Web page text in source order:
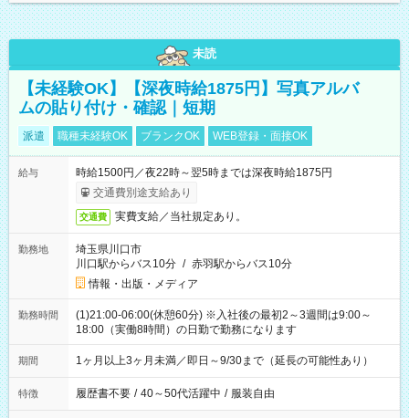
未読
【未経験OK】【深夜時給1875円】写真アルバ
ムの貼り付け・確認｜短期
派遣 職種未経験OK ブランクOK WEB登録・面接OK
給与
時給1500円／夜22時～翌5時までは深夜時給1875円
交通費別途支給あり
交通費 実費支給／当社規定あり。
勤務地
埼玉県川口市
川口駅からバス10分 / 赤羽駅からバス10分
情報・出版・メディア
勤務時間
(1)21:00-06:00(休憩60分) ※入社後の最初2～3週間は9:00～
18:00（実働8時間）の日勤で勤務になります
期間 1ヶ月以上3ヶ月未満／即日～9/30まで（延長の可能性あり）
特徴 履歴書不要 / 40～50代活躍中 / 服装自由